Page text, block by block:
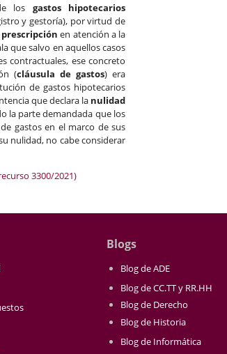
los gastos hipotecarios
y gestoría), por virtud de
prescripción en atención a la
que salvo en aquellos casos
contractuales, ese concreto
(cláusula de gastos) era
de gastos hipotecarios
que declara la nulidad
la parte demandada que los
de gastos en el marco de sus
nulidad, no cabe considerar
3300/2021)
Blogs
Blog de ADE
Blog de CC.TT y RR.HH
Blog de Derecho
Blog de Historia
Blog de Informática